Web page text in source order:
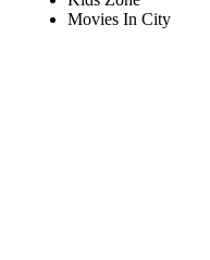
Movies In City